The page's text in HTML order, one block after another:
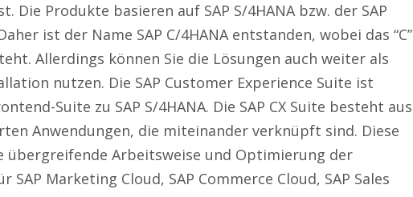
Die Produkte basieren auf SAP S/4HANA bzw. der SAP
ist der Name SAP C/4HANA entstanden, wobei das “C”
Allerdings können Sie die Lösungen auch weiter als
nutzen. Die SAP Customer Experience Suite ist
Suite zu SAP S/4HANA. Die SAP CX Suite besteht aus
Anwendungen, die miteinander verknüpft sind. Diese
übergreifende Arbeitsweise und Optimierung der
Marketing Cloud, SAP Commerce Cloud, SAP Sales